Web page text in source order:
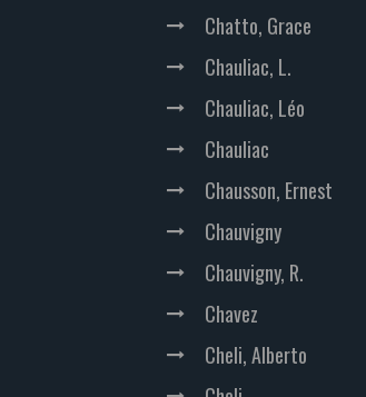
Chatto, Grace
Chauliac, L.
Chauliac, Léo
Chauliac
Chausson, Ernest
Chauvigny
Chauvigny, R.
Chavez
Cheli, Alberto